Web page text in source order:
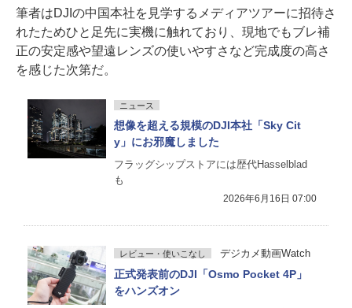
筆者はDJIの中国本社を見学するメディアツアーに招待さ
れたためひと足先に実機に触れており、現地でもブレ補
正の安定感や望遠レンズの使いやすさなど完成度の高さ
を感じた次第だ。
ニュース
想像を超える規模のDJI本社「Sky Cit
y」にお邪魔しました
フラッグシップストアには歴代Hasselblad
も
2026年6月16日 07:00
レビュー・使いこなし デジカメ動画Watch
正式発表前のDJI「Osmo Pocket 4P」
をハンズオン